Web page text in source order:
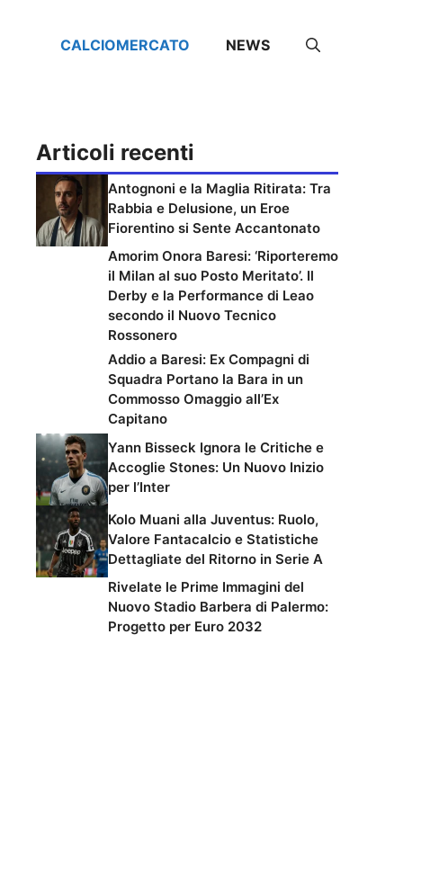
CALCIOMERCATO NEWS
Articoli recenti
Antognoni e la Maglia Ritirata: Tra
Rabbia e Delusione, un Eroe
Fiorentino si Sente Accantonato
Amorim Onora Baresi: ‘Riporteremo
il Milan al suo Posto Meritato’. Il
Derby e la Performance di Leao
secondo il Nuovo Tecnico
Rossonero
Addio a Baresi: Ex Compagni di
Squadra Portano la Bara in un
Commosso Omaggio all’Ex
Capitano
Yann Bisseck Ignora le Critiche e
Accoglie Stones: Un Nuovo Inizio
per l’Inter
Kolo Muani alla Juventus: Ruolo,
Valore Fantacalcio e Statistiche
Dettagliate del Ritorno in Serie A
Rivelate le Prime Immagini del
Nuovo Stadio Barbera di Palermo:
Progetto per Euro 2032